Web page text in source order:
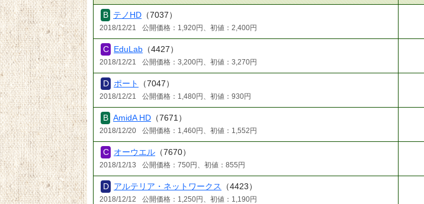
テノHD （7037）
2018/12/21 公開価格：1,920円、初値：2,400円
EduLab （4427）
2018/12/21 公開価格：3,200円、初値：3,270円
ポート （7047）
2018/12/21 公開価格：1,480円、初値：930円
AmidA HD （7671）
2018/12/20 公開価格：1,460円、初値：1,552円
オーウエル （7670）
2018/12/13 公開価格：750円、初値：855円
アルテリア・ネットワークス （4423）
2018/12/12 公開価格：1,250円、初値：1,190円